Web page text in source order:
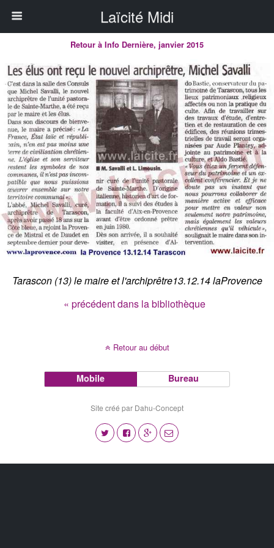
Laïcité Midi
Retour à Info Dernière, janvier 2015
Tarascon (13) le maire et l'archiprêtre13.12.14 laProvence
« précédent dans la bibliothèque
Retour au début
Mobile Bureau
Site créé par Dahu-Concept